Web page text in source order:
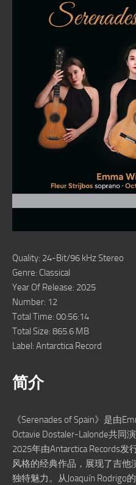
Quality: 24-Bit/96 kHz Stereo
Genre: Classical
Year Of Release: 2025
Number: 12
Total Time: 00:56:14
Total Size: 865.6 MB
Label: Antarctica Record
简介
《Serenades of Spain》是由
Octavie Dostaler-Lalonde共同
2025年由Antarctica Records
风格的经典作品，展现了吉他
独特魅力。从Joaquín Rodrigo